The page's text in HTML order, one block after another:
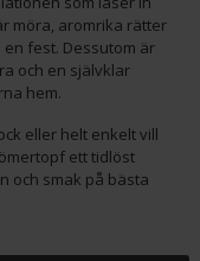
möra, aromrika rätter
fest. Dessutom är
och en självklar
hem.
eller helt enkelt vill
ett tidlöst
och smak på bästa